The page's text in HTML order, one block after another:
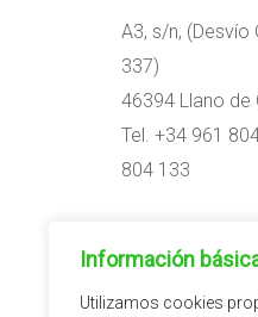
Información
Utilizamos cookies
A3, s/n, (Desvío
337)
46394 Llano de
Tel. +34 961
804 133
09:00h – 14:00h
15:00h – 18:00h